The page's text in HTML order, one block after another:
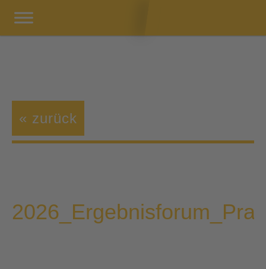
« zurück